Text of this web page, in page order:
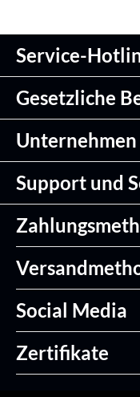
Service-
Gesetzliche
Unternehmen
Support und
Social Media
Zertifikate